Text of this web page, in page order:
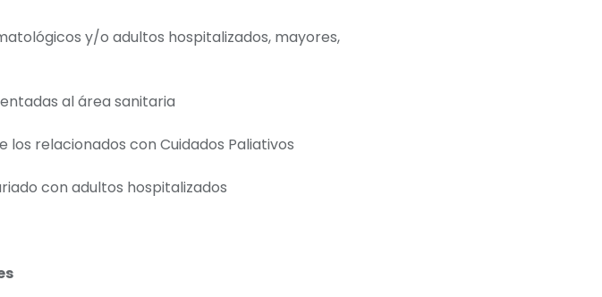
y/o adultos hospitalizados, mayores,
al área sanitaria
relacionados con Cuidados Paliativos
con adultos hospitalizados